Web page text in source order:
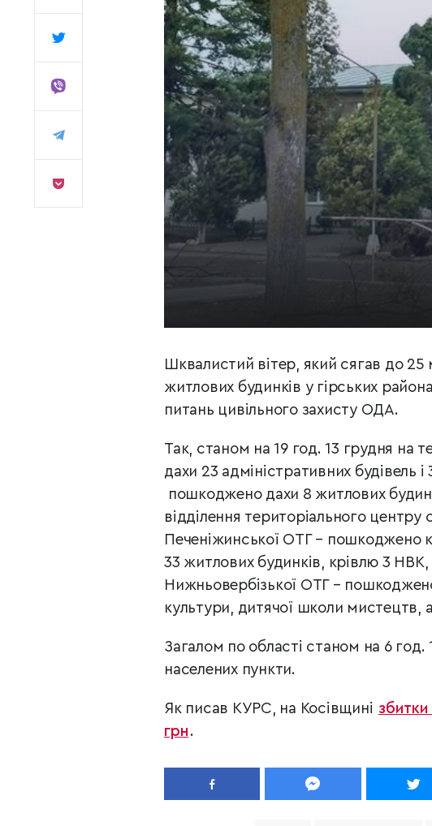
Шквалистий вітер, який сягав до
житлових будинків у гірських
питань цивільного захисту ОДА.
Так, станом на 19 год. 13 грудня на
дахи 23 адміністративних будівель
пошкоджено дахи 8 житлових
відділення територіального центру
Печеніжинської ОТГ – пошкоджено
33 житлових будинків, крівлю 3 НВК,
Нижньовербізької ОТГ –
культури, дитячої школи мистецтв,
Загалом по області станом на 6
населених пункти.
Як писав КУРС, на Косівщині
грн .